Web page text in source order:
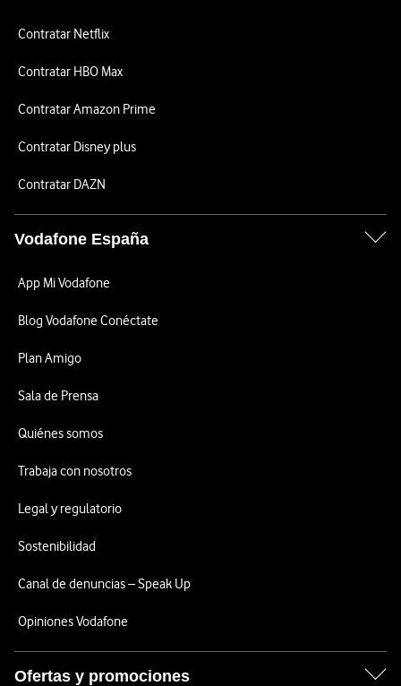
Contratar Netflix
Contratar HBO Max
Contratar Amazon Prime
Contratar Disney plus
Contratar DAZN
Vodafone España
App Mi Vodafone
Blog Vodafone Conéctate
Plan Amigo
Sala de Prensa
Quiénes somos
Trabaja con nosotros
Legal y regulatorio
Sostenibilidad
Canal de denuncias – Speak Up
Opiniones Vodafone
Ofertas y promociones